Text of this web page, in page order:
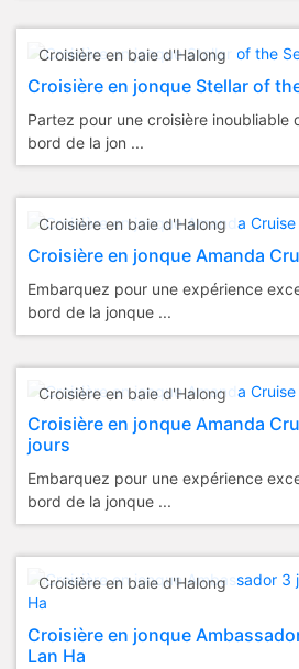
Croisière en baie d'Halong
Croisière en jonque Stellar of
Partez pour une croisière inoubliable
bord de la jon ...
Croisière en baie d'Halong
Croisière en jonque Amanda
Embarquez pour une expérience
bord de la jonque ...
Croisière en baie d'Halong
Croisière en jonque Amanda
jours
Embarquez pour une expérience
bord de la jonque ...
Croisière en baie d'Halong
Croisière en jonque
Lan Ha